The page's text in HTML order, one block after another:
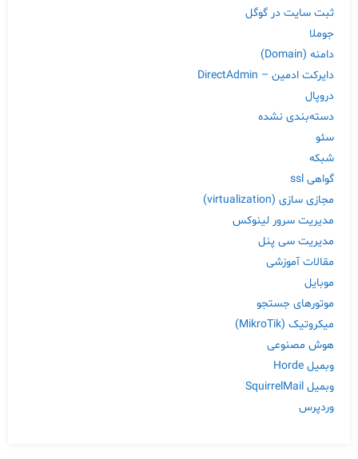
ثبت سایت در گوگل
جوملا
دامنه (Domain)
دایرکت ادمین – DirectAdmin
دروپال
دسته‌بندی نشده
سئو
شبکه
گواهی ssl
مجازی سازی (virtualization)
مدیریت سرور لینوکس
مدیریت سی پنل
مقالات آموزشی
موبایل
موتورهای جستجو
میکروتیک (MikroTik)
هوش مصنوعی
وبمیل Horde
وبمیل SquirrelMail
وردپرس